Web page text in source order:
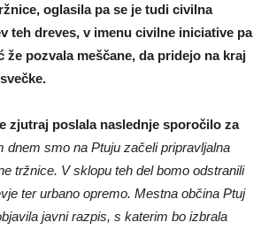
oglasila pa se je tudi civilna
teh dreves, v imenu civilne iniciative pa
že pozvala meščane, da pridejo na kraj
zjutraj poslala naslednje sporočilo za
dnem smo na Ptuju začeli pripravljalna
tržnice. V sklopu teh del bomo odstranili
ter urbano opremo. Mestna občina Ptuj
javni razpis, s katerim bo izbrala